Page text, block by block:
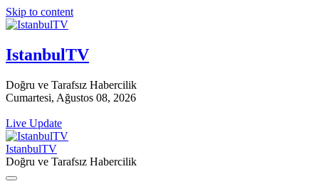
Skip to content
IstanbulTV
Doğru ve Tarafsız Habercilik
Cumartesi, Ağustos 08, 2026
Live Update
IstanbulTV
Doğru ve Tarafsız Habercilik